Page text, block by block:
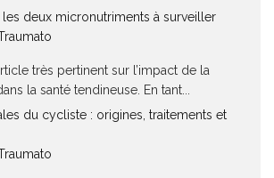
les deux micronutriments à surveiller
très pertinent sur l’impact de la
la santé tendineuse. En tant...
du cycliste : origines, traitements et